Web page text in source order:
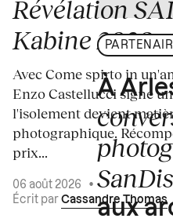
Révélation
Kabine 2026
Avec Come spirto in
Enzo Castellucci signe
l'isolement devient
photographique.
prix...
06 août 2026
•
Écrit par Cassandre Thomas
À
aux